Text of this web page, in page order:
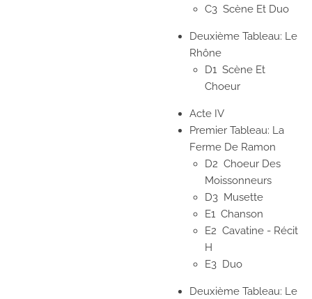
C3 Scène Et Duo
Deuxième Tableau: Le
Rhône
D1 Scène Et
Choeur
Acte IV
Premier Tableau: La
Ferme De Ramon
D2 Choeur Des
Moissonneurs
D3 Musette
E1 Chanson
E2 Cavatine - Récit
H
E3 Duo
Deuxième Tableau: Le